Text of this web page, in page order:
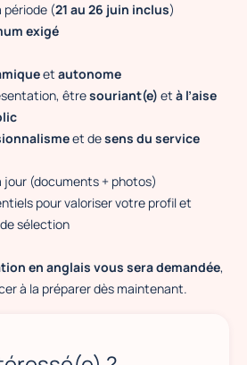
période (21 au 26 juin inclus)
exigé
et autonome
êtresouriant(e) et à l’aise
et desens du service
jour (documents + photos)
pour valoriser votre profil et
sélection
en anglais vous sera demandée,
à la préparer dès maintenant.